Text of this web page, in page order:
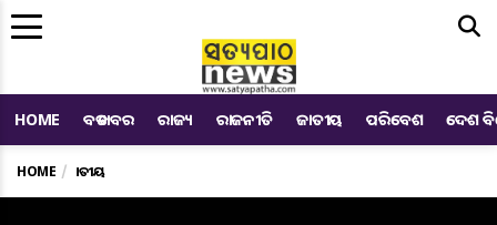
HOME ବଡ ଖବର ରାଜ୍ୟ ରାଜନୀତି ଜାତୀୟ ପରିବେଶ ଦେଶ
HOME ଜାତୀୟ